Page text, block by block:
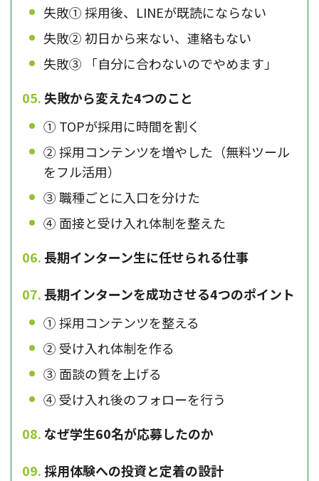
失敗① 採用後、LINEが既読にならない
失敗② 初日から来ない、連絡もない
失敗③ 「自分に合わないのでやめます」
失敗から変えた4つのこと
① TOPが採用に時間を割く
② 採用コンテンツを増やした（無料ツール
をフル活用）
③ 職種ごとに入口を分けた
④ 面接と受け入れ体制を整えた
長期インターン生に任せられる仕事
長期インターンを成功させる4つのポイント
① 採用コンテンツを整える
② 受け入れ体制を作る
③ 面談の質を上げる
④ 受け入れ後のフォローを行う
なぜ学生60名が応募したのか
採用体験への投資と定着の設計